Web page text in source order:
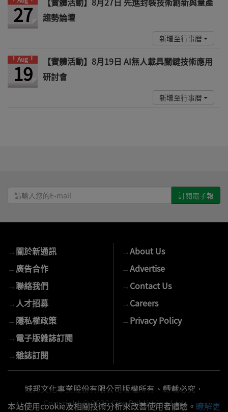
27
趨勢論壇
新增至行事曆
Aug
19
【實體活動】8月19日 AI無人載具關鍵技術應用
研討會
新增至行事曆
請
輸
E-
mail
→關於新通訊
→廣告合作
→聯絡我們
→ 人才招募
→隱私權政策
→電子版雜誌訂閱
→雜誌訂閱
→About Us
→Advertise
→Contact Us
→Careers
→Privacy Policy
城邦文化事業股份有限公司版權所有、轉載必究．
Copyright © 2026 Cite Publishing Ltd.
本站使用cookie及相關技術分析來改善使用者體驗。 瞭解更